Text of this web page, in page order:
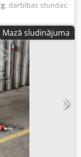
, darbības stundas:
Dksdpfx Aajymt A
Mazā sludinājuma